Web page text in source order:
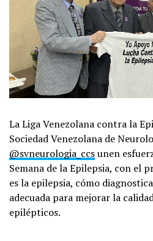
La Liga Venezolana contra la
Sociedad Venezolana de
@svneurologia_ccsunen
Semana de la Epilepsia, con el
es la epilepsia, cómo
adecuada para mejorar la
epilépticos.